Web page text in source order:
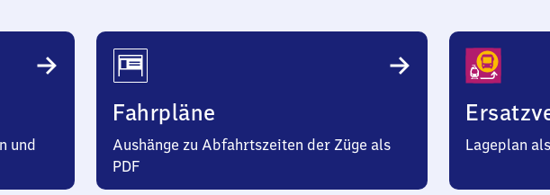
und
Fahrpläne
Aushänge zu Abfahrtszeiten der Züge als
PDF
Lageplan